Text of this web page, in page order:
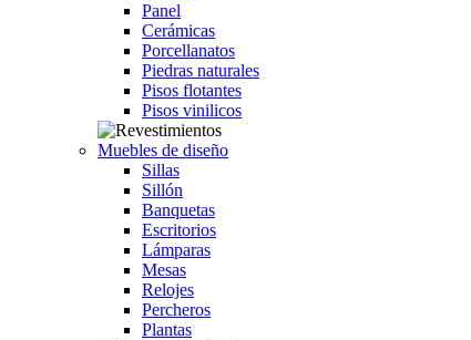
Panel
Cerámicas
Porcellanatos
Piedras naturales
Pisos flotantes
Pisos vinilicos
Muebles de diseño
Sillas
Sillón
Banquetas
Escritorios
Lámparas
Mesas
Relojes
Percheros
Plantas